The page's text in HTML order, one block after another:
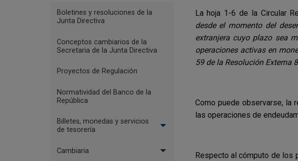
La hoja 1-6 de la Circular
desde el momento del
extranjera cuyo plazo sea
operaciones activas en
59 de la Resolución Externa
Como puede observarse, la
las operaciones de
Respecto al cómputo de
Menu
Reglamentación
Nodos
Concepto
JDBR
Boletines y resoluciones de la
Junta Directiva
Conceptos cambiarios de la
Secretaria de la Junta Directiva
Proyectos de Regulación
Normatividad del Banco de la
República
Billetes, monedas y servicios
de tesorería
Cambiaria